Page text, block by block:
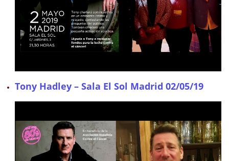
Tony Hadley – Sala El Sol Madrid 02/05/19